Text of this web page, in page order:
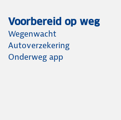
Voorbereid op weg
Wegenwacht
Autoverzekering
Onderweg app